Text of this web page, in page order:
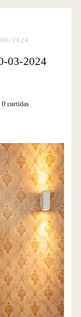
2024
03-2024
0curtidas